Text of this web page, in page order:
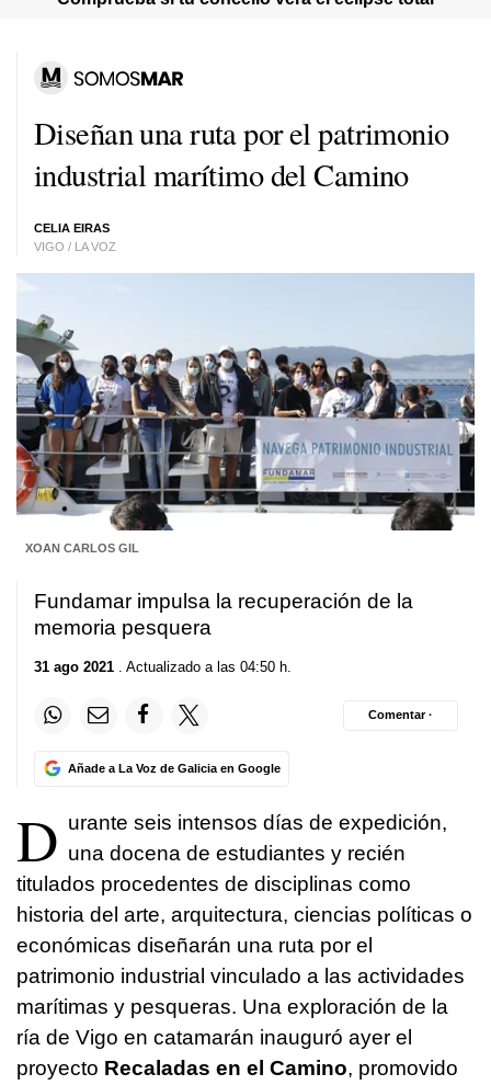
Diseñan una ruta por el patrimonio
industrial marítimo del Camino
CELIA EIRAS
VIGO / LA VOZ
XOAN CARLOS GIL
Fundamar impulsa la recuperación de la
memoria pesquera
31 ago 2021 . Actualizado a las 04:50 h.
Añade a La Voz de Galicia en Google
Comentar ·
D urante seis intensos días de expedición,
una docena de estudiantes y recién
titulados procedentes de disciplinas como
historia del arte, arquitectura, ciencias políticas o
económicas diseñarán una ruta por el
patrimonio industrial vinculado a las actividades
marítimas y pesqueras. Una exploración de la
ría de Vigo en catamarán inauguró ayer el
proyecto Recaladas en el Camino, promovido